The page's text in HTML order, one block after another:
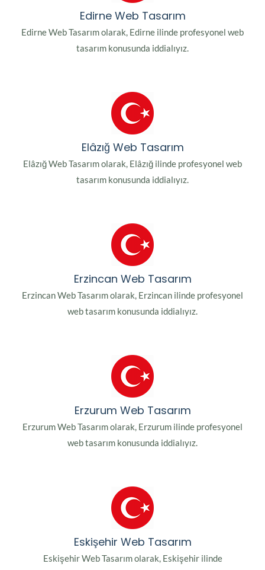
Edirne Web Tasarım
Edirne Web Tasarım olarak, Edirne ilinde profesyonel web
tasarım konusunda iddialıyız.
Elâzığ Web Tasarım
Elâzığ Web Tasarım olarak, Elâzığ ilinde profesyonel web
tasarım konusunda iddialıyız.
Erzincan Web Tasarım
Erzincan Web Tasarım olarak, Erzincan ilinde profesyonel
web tasarım konusunda iddialıyız.
Erzurum Web Tasarım
Erzurum Web Tasarım olarak, Erzurum ilinde profesyonel
web tasarım konusunda iddialıyız.
Eskişehir Web Tasarım
Eskişehir Web Tasarım olarak, Eskişehir ilinde